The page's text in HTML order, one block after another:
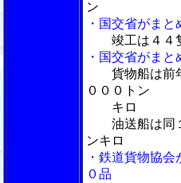
ン
・国交省がま
竣工は４４
・国交省がま
貨物船は前
０００トン
キロ
油送船は同１
ンキロ
・鉄道貨物協
０品